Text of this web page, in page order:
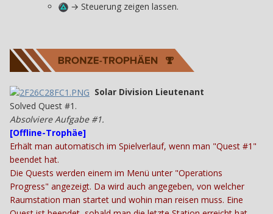
→ Steuerung zeigen lassen.
Solar Division Lieutenant
Solved Quest #1.
Absolviere Aufgabe #1.
[Offline-Trophäe]
Erhält man automatisch im Spielverlauf, wenn man "Quest #1"
beendet hat.
Die Quests werden einem im Menü unter "Operations
Progress" angezeigt. Da wird auch angegeben, von welcher
Raumstation man startet und wohin man reisen muss. Eine